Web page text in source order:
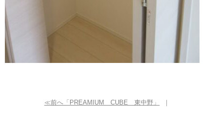
≪前へ「PREAMIUM CUBE 東中野」 ｜